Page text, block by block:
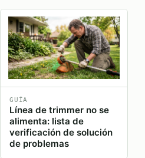
GUÍA
Línea de trimmer no se
alimenta: lista de
verificación de solución
de problemas